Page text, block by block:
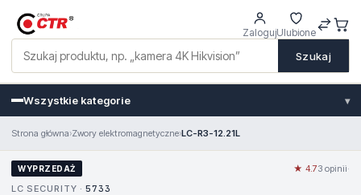
Szukaj
ZalogujUlubione
Wszystkie kategorie ▾
Strona główna›Zwory elektromagnetyczne›LC-R3-12.21L
WYPRZEDAŻ
LC SECURITY · 5733
★ 4.73 opinii·